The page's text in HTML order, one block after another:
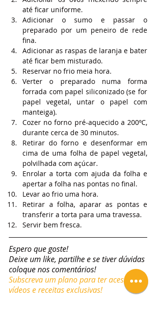
até ficar uniforme.
Adicionar o sumo e passar o
preparado por um peneiro de rede
fina.
Adicionar as raspas de laranja e bater
até ficar bem misturado.
Reservar no frio meia hora.
Verter o preparado numa forma
forrada com papel siliconizado (se for
papel vegetal, untar o papel com
manteiga).
Cozer no forno pré-aquecido a 200ºC,
durante cerca de 30 minutos.
Retirar do forno e desenformar em
cima de uma folha de papel vegetal,
polvilhada com açúcar.
Enrolar a torta com ajuda da folha e
apertar a folha nas pontas no final.
Levar ao frio uma hora.
Retirar a folha, aparar as pontas e
transferir a torta para uma travessa.
Servir bem fresca.
Espero que goste!
Deixe um like, partilhe e se tiver dúvidas
coloque nos comentários!
Subscreva um plano para ter acesso a
vídeos e receitas exclusivas!